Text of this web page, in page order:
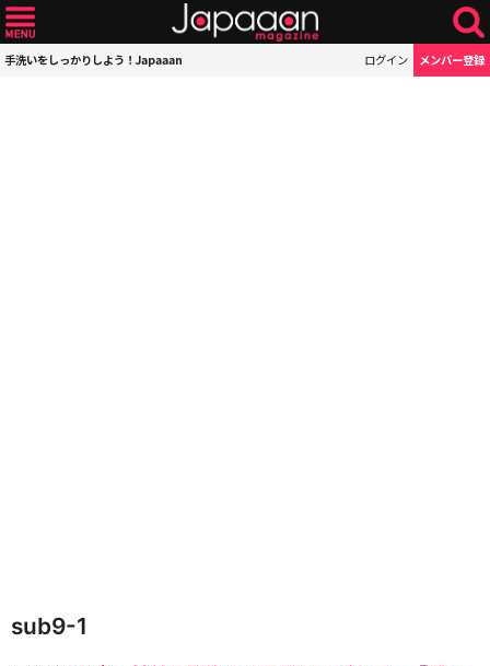
手洗いをしっかりしよう！Japaaan ログイン メンバー登録
sub9-1